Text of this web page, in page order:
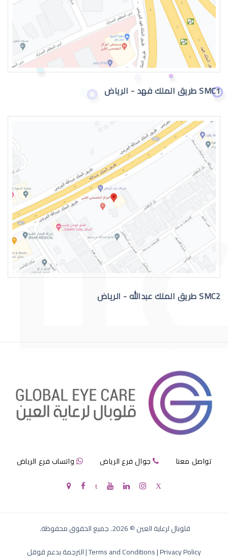
اعراض الماء الازرق بالعين
اسباب الماء الازرق بالعين
علاج الماء الازرق بالعين
مرض الماء الازرق بالعين
SMC1 طريق الملك فهد - الرياض
SMC2 طريق الملك عبدالله - الرياض
تواصل معنا جوال فرع الرياض واتساب فرع الرياض
قلوبال لرعاية العين©
2026. جميع الحقوق محفوظة.
Terms and Conditions|Privacy Policy
|الترجمة بدعم قوقل